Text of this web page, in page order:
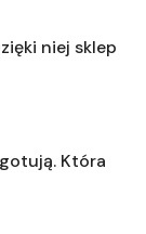
niej sklep
Która